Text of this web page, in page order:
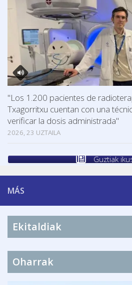
"Los 1.200 pacientes de
Txagorritxu cuentan con una
verificar la dosis administrada"
2026, 23 UZTAILA
Guztiak
MÁS
Ekitaldiak
Oharrak